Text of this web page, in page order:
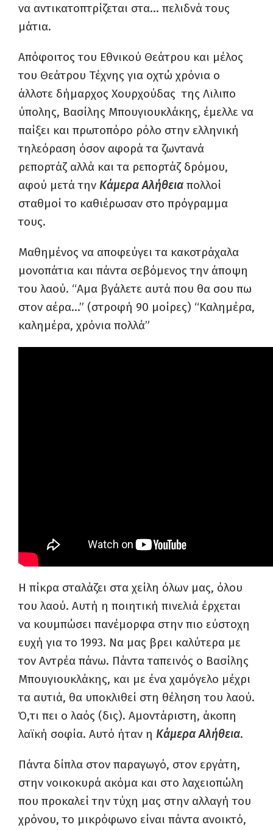
να αντικατοπτρίζεται στα… πελιδνά τους
μάτια.
Απόφοιτος του Εθνικού Θεάτρου και μέλος
του Θεάτρου Τέχνης για οχτώ χρόνια ο
άλλοτε δήμαρχος Χουρχούδαςτης Λιλιπο
ύπολης, Βασίλης Μπουγιουκλάκης, έμελλε να
παίξει και πρωτοπόρο ρόλο στην ελληνική
τηλεόραση όσον αφορά τα ζωντανά
ρεπορτάζ αλλά καιτα ρεπορτάζ δρόμου,
αφού μετά την Κάμερα Αλήθεια πολλοί
σταθμοί το καθιέρωσαν στο πρόγραμμα
τους.
Μαθημένος να αποφεύγει τα κακοτράχαλα
μονοπάτια και πάντα σεβόμενος την άποψη
του λαού. “Αμα βγάλετε αυτά που θα σου πω
στον αέρα…” (στροφή 90 μοίρες) “Καλημέρα,
καλημέρα, χρόνια πολλά”
Η πίκρα σταλάζει στα χείλη όλων μας, όλου
του λαού. Αυτή η ποιητική πινελιά έρχεται
να κουμπώσει πανέμορφα στην πιο εύστοχη
ευχή για το 1993. Να μας βρει καλύτερα με
τον Αντρέα πάνω. Πάντα ταπεινός ο Βασίλης
Μπουγιουκλάκης, και με ένα χαμόγελο μέχρι
τα αυτιά, θα υποκλιθεί στη θέληση του λαού.
Ό,τι πει ο λαός (δις). Αμοντάριστη, άκοπη
λαϊκή σοφία. Αυτό ήταν η Κάμερα Αλήθεια.
Πάντα δίπλα στον παραγωγό, στον εργάτη,
στην νοικοκυρά ακόμα και στο λαχειοπώλη
που προκαλεί την τύχη μας στην αλλαγή του
χρόνου, το μικρόφωνο είναι πάντα ανοικτό,